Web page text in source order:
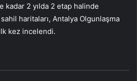
kadar 2 yılda 2 etap halinde
haritaları, Antalya Olgunlaşma
kez incelendi.